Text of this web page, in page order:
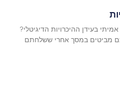
בעידן ההיכרויות הדיגיטלי?
מביטים במסך אחרי ששלחתם